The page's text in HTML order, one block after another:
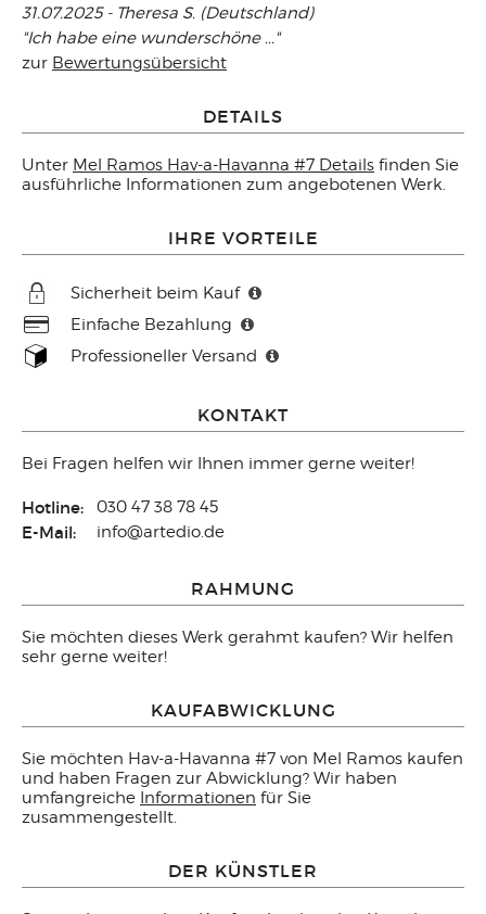
31.07.2025 - Theresa S. (Deutschland)
"Ich habe eine wunderschöne ..."
zur Bewertungsübersicht
DETAILS
Unter Mel Ramos Hav-a-Havanna #7 Details finden Sie
ausführliche Informationen zum angebotenen Werk.
IHRE VORTEILE
Sicherheit beim Kauf
Einfache Bezahlung
Professioneller Versand
KONTAKT
Bei Fragen helfen wir Ihnen immer gerne weiter!
Hotline: 030 47 38 78 45
E-Mail: info@artedio.de
RAHMUNG
Sie möchten dieses Werk gerahmt kaufen? Wir helfen
sehr gerne weiter!
KAUFABWICKLUNG
Sie möchten Hav-a-Havanna #7 von Mel Ramos kaufen
und haben Fragen zur Abwicklung? Wir haben
umfangreiche Informationen für Sie
zusammengestellt.
DER KÜNSTLER